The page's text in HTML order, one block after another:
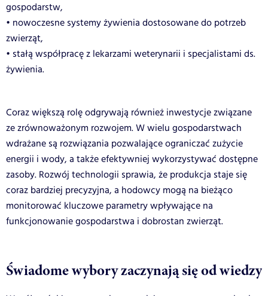
gospodarstw,
• nowoczesne systemy żywienia dostosowane do potrzeb
zwierząt,
• stałą współpracę z lekarzami weterynarii i specjalistami ds.
żywienia.
Coraz większą rolę odgrywają również inwestycje związane
ze zrównoważonym rozwojem. W wielu gospodarstwach
wdrażane są rozwiązania pozwalające ograniczać zużycie
energii i wody, a także efektywniej wykorzystywać dostępne
zasoby. Rozwój technologii sprawia, że produkcja staje się
coraz bardziej precyzyjna, a hodowcy mogą na bieżąco
monitorować kluczowe parametry wpływające na
funkcjonowanie gospodarstwa i dobrostan zwierząt.
Świadome wybory zaczynają się od wiedzy